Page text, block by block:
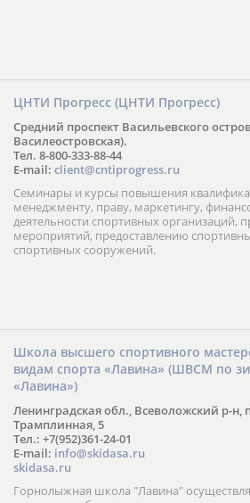
ЦНТИ Прогресс (ЦНТИ Прогресс)
Средний проспект Васильевского
Василеостровская).
Тел. 8-800-333-88-44
E-mail: client@cntiprogress.ru
Семинары и курсы повышения
менеджменту, праву, маркетингу,
деятельности спортивных организаций,
мероприятий, предоставлению
спортивных сооружений.
Школа высшего спортивного
видам спорта «Лавина» (ШВСМ по
«Лавина»)
Ленинградская обл., Всеволожский р-н,
Трамплинная, 5
Тел.: +7(952)361-24-01
E-mail: info@skidasa.ru
skidasa.ru
Горнолыжная школа "Лавина"